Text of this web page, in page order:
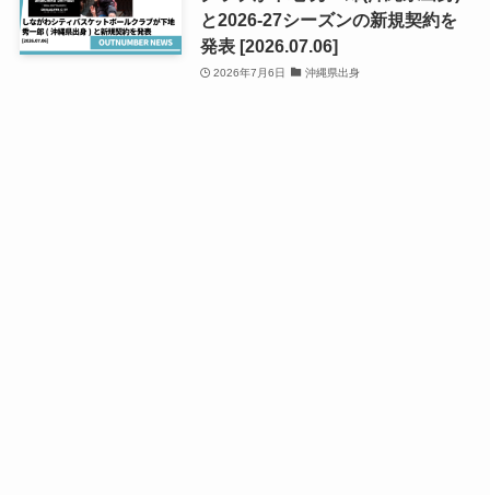
と2026-27シーズンの新規契約を
発表 [2026.07.06]
2026年7月6日 沖縄県出身